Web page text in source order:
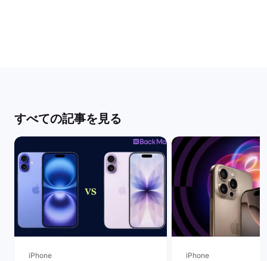
すべての記事を見る
iPhone iPhone